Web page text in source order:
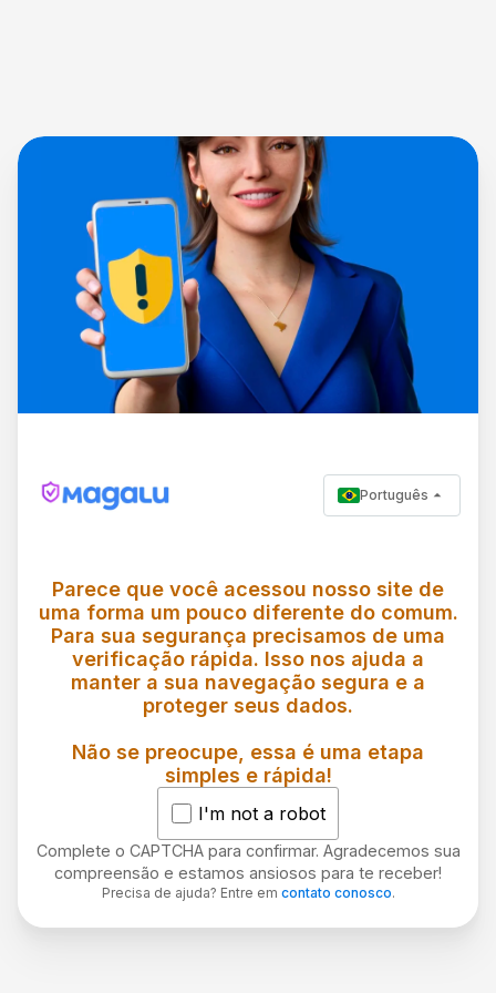
Português
Parece que você acessou nosso site de
uma forma um pouco diferente do comum.
Para sua segurança precisamos de uma
verificação rápida. Isso nos ajuda a
manter a sua navegação segura e a
proteger seus dados.
Não se preocupe, essa é uma etapa
simples e rápida!
I'm not a robot
Complete o CAPTCHA para confirmar. Agradecemos sua
compreensão e estamos ansiosos para te receber!
Precisa de ajuda? Entre em contato conosco.